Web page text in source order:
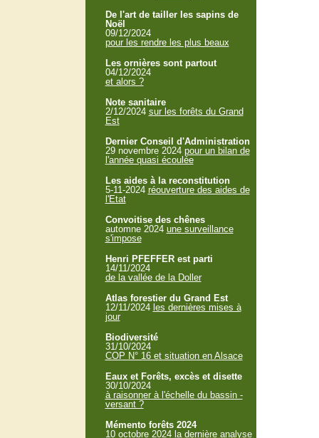
De l'art de tailler les sapins de
Noël
09/12/2024
pour les rendre les plus beaux
Les ornières sont partout
04/12/2024
et alors ?
Note sanitaire
2/12/2024 sur les forêts du Grand
Est
Dernier Conseil d'Administration
29 novembre 2024 pour un bilan de
l'année quasi écoulée
Les aides à la reconstitution
5-11-2024 réouverture des aides de
l'Etat
Convoitise des chênes
automne 2024 une surveillance
s'impose
Henri PFEFFER est parti
14/11/2024
de la vallée de la Doller
Atlas forestier du Grand Est
12/11/2024 les dernières mises à
jour
Biodiversité
31/10/2024
COP N° 16 et situation en Alsace
Eaux et Forêts, excès et disette
30/10/2024
à raisonner à l'échelle du bassin -
versant ?
Mémento forêts 2024
10 octobre 2024 la dernière analyse